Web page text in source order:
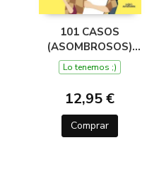
101 CASOS
(ASOMBROSOS)
PARA DESCIFRAR EN
5 MINUTOS (¿QUIÉN
HA SIDO? 3)
Lo tenemos ;)
12,95 €
Comprar